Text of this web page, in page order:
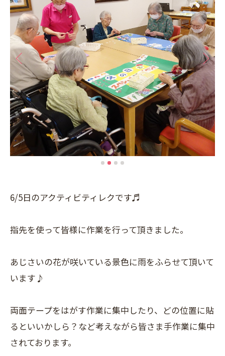
6/5日のアクティビティレクです♬
指先を使って皆様に作業を行って頂きました。
あじさいの花が咲いている景色に雨をふらせて頂いて
います♪
両面テープをはがす作業に集中したり、どの位置に貼
るといいかしら？など考えながら皆さま手作業に集中
されております。